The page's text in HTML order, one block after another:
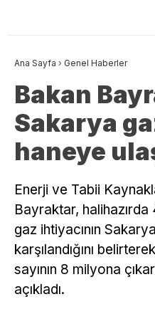
Ana Sayfa › Genel Haberler
Bakan
Sakarya
haneye
Enerji ve Tabii
Bayraktar,
gaz ihtiyacının
karşılandığını
sayının 8 milyona
açıkladı.